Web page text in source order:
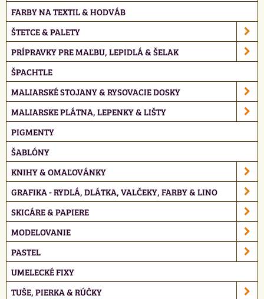
FARBY NA TEXTIL & HODVÁB
ŠTETCE & PALETY
PRÍPRAVKY PRE MAĽBU, LEPIDLÁ & ŠELAK
ŠPACHTLE
MALIARSKÉ STOJANY & RYSOVACIE DOSKY
MALIARSKE PLÁTNA, LEPENKY & LIŠTY
PIGMENTY
ŠABLÓNY
KNIHY & OMAĽOVÁNKY
GRAFIKA - RYDLÁ, DLÁTKA, VALČEKY, FARBY & LINO
SKICÁRE & PAPIERE
MODELOVANIE
PASTEL
UMELECKÉ FIXY
TUŠE, PIERKA & RÚČKY